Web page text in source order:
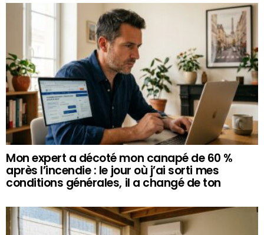
Mon expert a décoté mon canapé de 60 %
après l’incendie : le jour où j’ai sorti mes
conditions générales, il a changé de ton